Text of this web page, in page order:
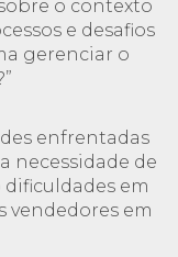
o contexto
e desafios
gerenciar o
enfrentadas
necessidade de
em
vendedores em